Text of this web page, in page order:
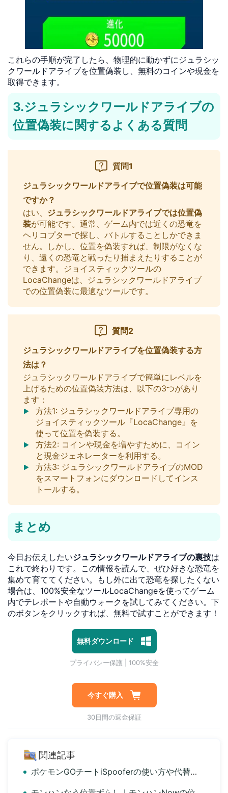
これらの手順が完了したら、物理的に動かずにジュラシッ
クワールドアライブを位置偽装し、無料のコインや現金を
取得できます。
3.ジュラシックワールドアライブの
位置偽装に関するよくある質問
質問1
ジュラシックワールドアライブで位置偽装は可能
ですか？
はい、 ジュラシックワールドアライブでは位置偽
装が可能です。通常、ゲーム内では近くの恐竜を
ヘリコプターで探し、バトルすることしかできま
せん。しかし、位置を偽装すれば、制限がなくな
り、遠くの恐竜と戦ったり捕まえたりすることが
できます。ジョイスティックツールの
LocaChangeは、ジュラシックワールドアライブ
での位置偽装に最適なツールです。
質問2
ジュラシックワールドアライブを位置偽装する方
法は？
ジュラシックワールドアライブで簡単にレベルを
上げるための位置偽装方法は、以下の3つがあり
ます：
方法1: ジュラシックワールドアライブ専用の
ジョイスティックツール『LocaChange』を
使って位置を偽装する。
方法2: コインや現金を増やすために、コイン
と現金ジェネレーターを利用する。
方法3: ジュラシックワールドアライブのMOD
をスマートフォンにダウンロードしてインス
トールする。
まとめ
今日お伝えしたいジュラシックワールドアライブの裏技は
これで終わりです。この情報を読んで、ぜひ好きな恐竜を
集めて育ててください。もし外に出て恐竜を探したくない
場合は、100%安全なツールLocaChangeを使ってゲーム
内でテレポートや自動ウォークを試してみてください。下
のボタンをクリックすれば、無料で試すことができます！
無料ダウンロード
プライバシー保護 | 100%安全
マルウェアなし | 広告なし
1対1専門技術サポート
プライバシー保護 | 100%安全
今すぐ購入
30日間の返金保証
関連記事
ポケモンGOチートiSpooferの使い方や代替ツール